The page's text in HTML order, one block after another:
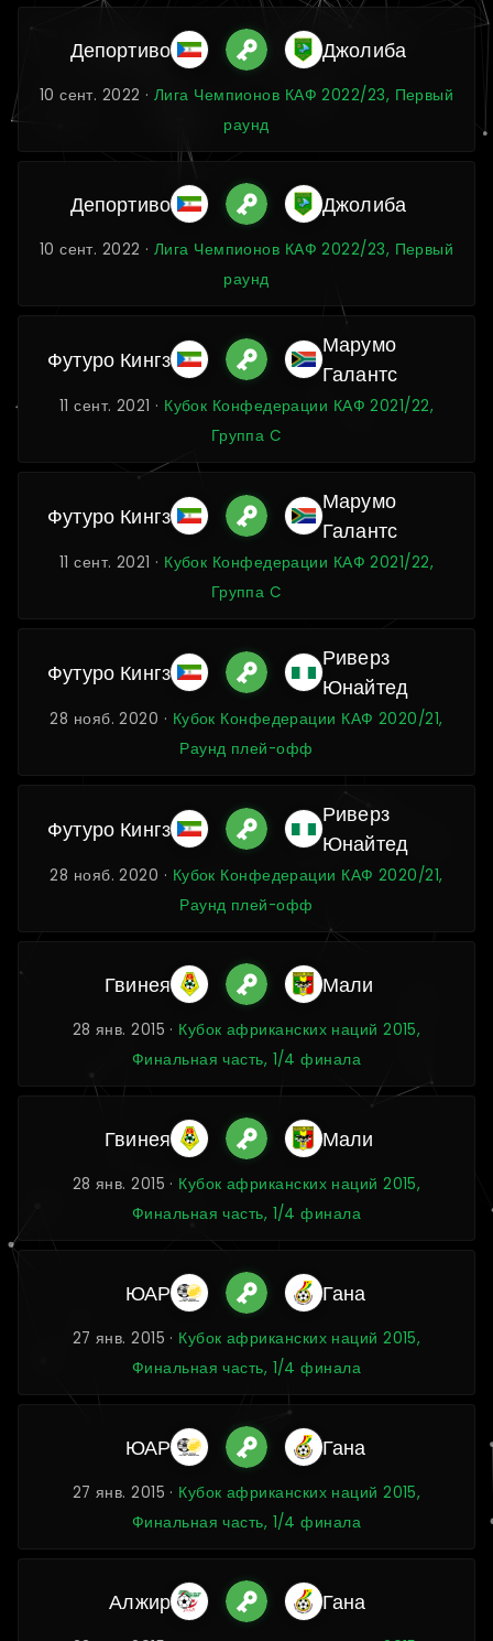
Депортиво Джолиба
10 сент. 2022 · Лига Чемпионов КАФ 2022/23, Первый
раунд
Депортиво Джолиба
10 сент. 2022 · Лига Чемпионов КАФ 2022/23, Первый
раунд
Футуро Кингз
Марумо
Галантс
11 сент. 2021 · Кубок Конфедерации КАФ 2021/22,
Группа C
Футуро Кингз
Марумо
Галантс
11 сент. 2021 · Кубок Конфедерации КАФ 2021/22,
Группа C
Футуро Кингз
Риверз
Юнайтед
28 нояб. 2020 · Кубок Конфедерации КАФ 2020/21,
Раунд плей-офф
Футуро Кингз
Риверз
Юнайтед
28 нояб. 2020 · Кубок Конфедерации КАФ 2020/21,
Раунд плей-офф
Гвинея Мали
28 янв. 2015 · Кубок африканских наций 2015,
Финальная часть, 1/4 финала
Гвинея Мали
28 янв. 2015 · Кубок африканских наций 2015,
Финальная часть, 1/4 финала
ЮАР Гана
27 янв. 2015 · Кубок африканских наций 2015,
Финальная часть, 1/4 финала
ЮАР Гана
27 янв. 2015 · Кубок африканских наций 2015,
Финальная часть, 1/4 финала
Алжир Гана